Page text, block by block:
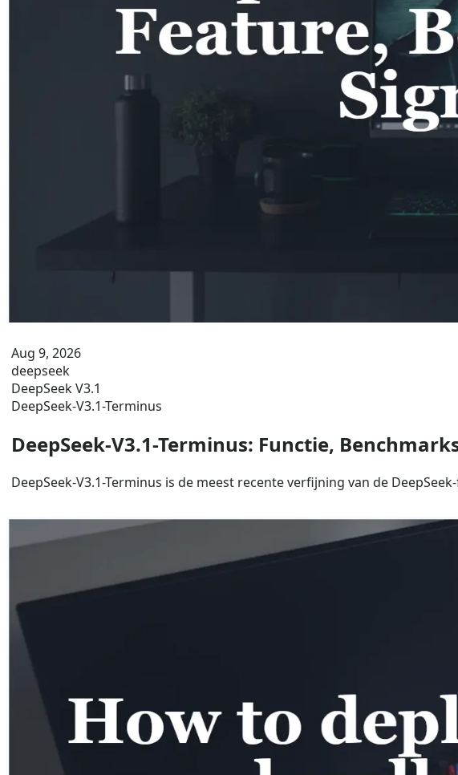
Aug 9, 2026
deepseek
DeepSeek V3.1
DeepSeek-V3.1-Terminus
DeepSeek-V3.1-Terminus: Functie,
DeepSeek-V3.1-Terminus is de meest recente verfijning van de